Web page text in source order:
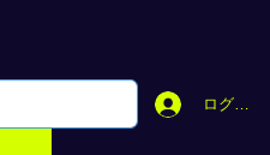
ログイン